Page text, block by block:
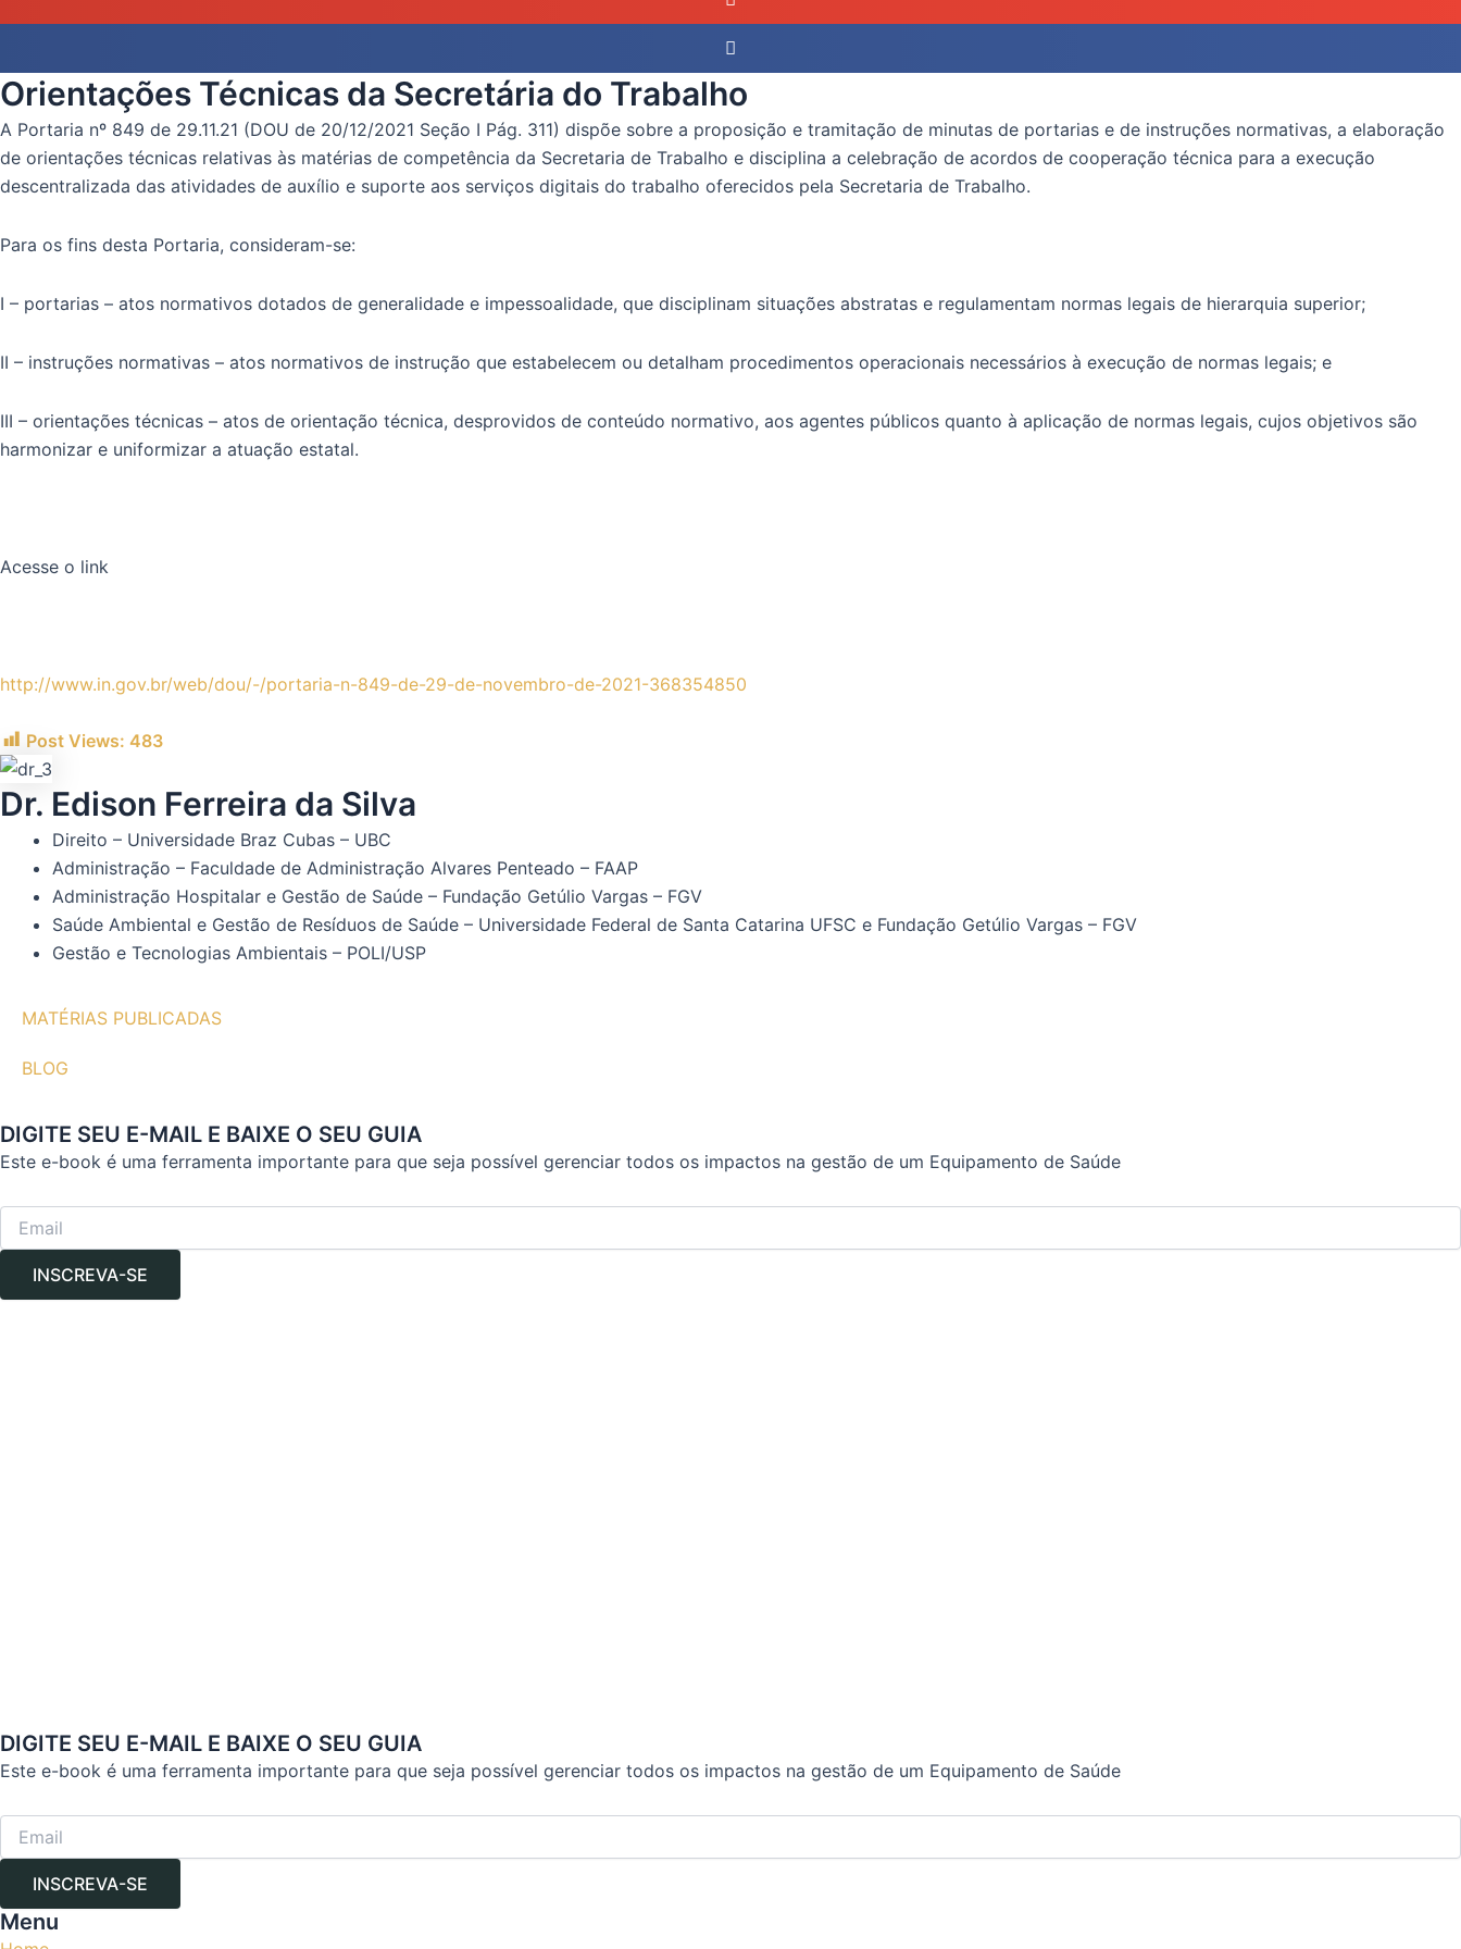
Orientações Técnicas da Secretária do Trabalho
A Portaria nº 849 de 29.11.21 (DOU de 20/12/2021 Seção I Pág. 311) dispõe sobre a proposição e tramitação de minutas de portarias e de instruções normativas, a elaboração
de orientações técnicas relativas às matérias de competência da Secretaria de Trabalho e disciplina a celebração de acordos de cooperação técnica para a execução
descentralizada das atividades de auxílio e suporte aos serviços digitais do trabalho oferecidos pela Secretaria de Trabalho.
Para os fins desta Portaria, consideram-se:
I – portarias – atos normativos dotados de generalidade e impessoalidade, que disciplinam situações abstratas e regulamentam normas legais de hierarquia superior;
II – instruções normativas – atos normativos de instrução que estabelecem ou detalham procedimentos operacionais necessários à execução de normas legais; e
III – orientações técnicas – atos de orientação técnica, desprovidos de conteúdo normativo, aos agentes públicos quanto à aplicação de normas legais, cujos objetivos são
harmonizar e uniformizar a atuação estatal.
Acesse o link
http://www.in.gov.br/web/dou/-/portaria-n-849-de-29-de-novembro-de-2021-368354850
Post Views: 483
Dr. Edison Ferreira da Silva
Direito – Universidade Braz Cubas – UBC
Administração – Faculdade de Administração Alvares Penteado – FAAP
Administração Hospitalar e Gestão de Saúde – Fundação Getúlio Vargas – FGV
Saúde Ambiental e Gestão de Resíduos de Saúde – Universidade Federal de Santa Catarina UFSC e Fundação Getúlio Vargas – FGV
Gestão e Tecnologias Ambientais – POLI/USP
MATÉRIAS PUBLICADAS
BLOG
DIGITE SEU E-MAIL E BAIXE O SEU GUIA
Este e-book é uma ferramenta importante para que seja possível gerenciar todos os impactos na gestão de um Equipamento de Saúde
INSCREVA-SE
DIGITE SEU E-MAIL E BAIXE O SEU GUIA
Este e-book é uma ferramenta importante para que seja possível gerenciar todos os impactos na gestão de um Equipamento de Saúde
INSCREVA-SE
Menu